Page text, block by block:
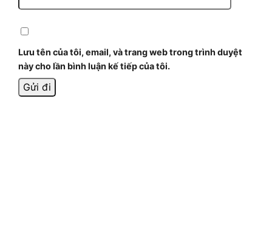
Lưu tên của tôi, email, và trang web trong trình duyệt
này cho lần bình luận kế tiếp của tôi.